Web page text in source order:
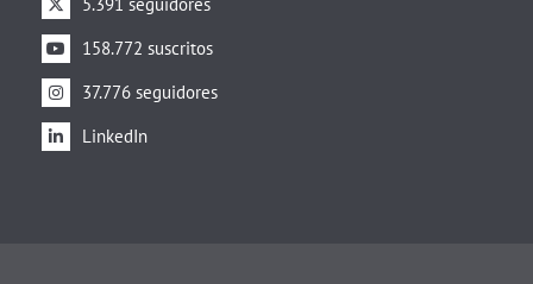
158.772 suscritos
37.776 seguidores
LinkedIn